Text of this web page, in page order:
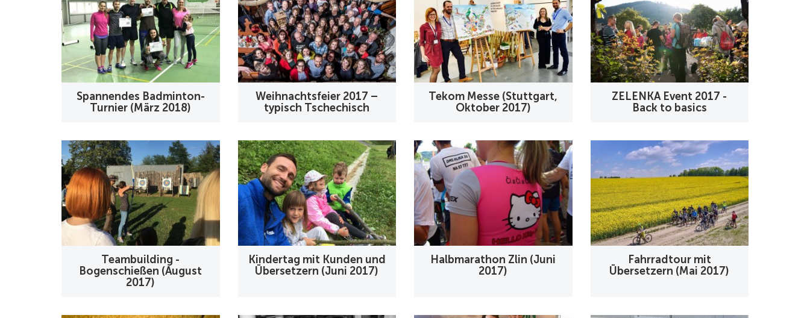
Spannendes Badminton-
Turnier (März 2018)
Weihnachtsfeier 2017 –
typisch Tschechisch
Tekom Messe (Stuttgart,
Oktober 2017)
ZELENKA Event 2017 -
Back to basics
Teambuilding -
Bogenschießen (August
2017)
Kindertag mit Kunden und
Übersetzern (Juni 2017)
Halbmarathon Zlin (Juni
2017)
Fahrradtour mit
Übersetzern (Mai 2017)